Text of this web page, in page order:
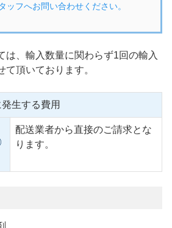
ッフへお問い合わせください。
、輸入数量に関わらず1回の輸入
て頂いております。
生する費用
配送業者から直接のご請求とな
ります。